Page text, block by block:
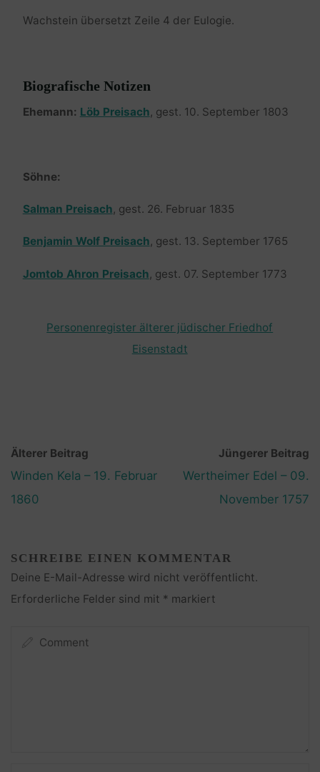
Wachstein übersetzt Zeile 4 der Eulogie.
Biografische Notizen
Ehemann: Löb Preisach, gest. 10. September 1803
Söhne:
Salman Preisach, gest. 26. Februar 1835
Benjamin Wolf Preisach, gest. 13. September 1765
Jomtob Ahron Preisach, gest. 07. September 1773
Personenregister älterer jüdischer Friedhof
Eisenstadt
Älterer Beitrag
Winden Kela – 19. Februar
1860
Jüngerer Beitrag
Wertheimer Edel – 09.
November 1757
SCHREIBE EINEN KOMMENTAR
Deine E-Mail-Adresse wird nicht veröffentlicht.
Erforderliche Felder sind mit * markiert